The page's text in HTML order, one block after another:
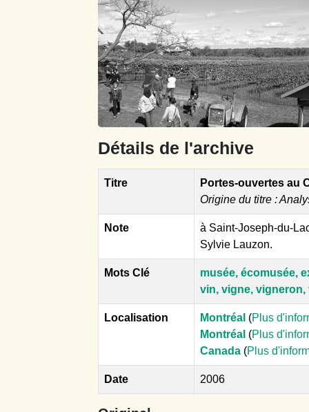
Détails de l'archive
Titre
Portes-ouvertes au
Origine du titre :
Note
à Saint-Joseph-du-
Sylvie Lauzon.
Mots Clé
musée, écomusée,
vin, vigne, vigneron,
Localisation Montréal (Plus
Montréal (Plus
Canada (Plus
Date 2006